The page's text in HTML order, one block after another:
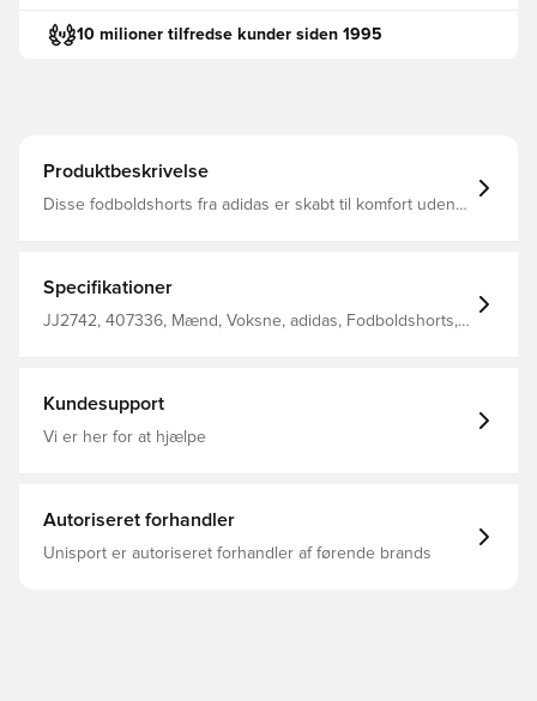
10 milioner tilfredse kunder siden 1995
Produktbeskrivelse
Disse fodboldshorts fra adidas er skabt til komfort uden
holdmærke og Trefoil-logo fuldender et rent og stilfuldt
look. Løs pasform Elastisk talje med løbesnor
Hovedmateriale: 97% Polyester(100% Genbrugs) / 3%
Specifikationer
JJ2742, 407336, Mænd, Voksne, adidas, Fodboldshorts,
Kundesupport
Vi er her for at hjælpe
Autoriseret forhandler
Unisport er autoriseret forhandler af førende brands